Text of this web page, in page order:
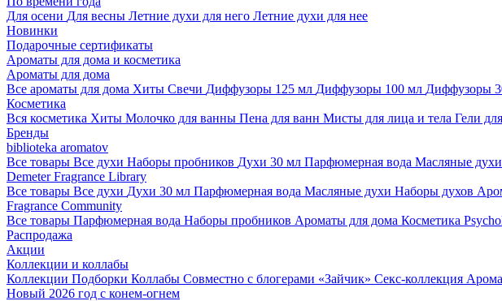
Для осени Для весны Летние духи для него Летние духи для нее
Новинки
Подарочные сертификаты
Ароматы для дома и косметика
Ароматы для дома
Все ароматы для дома Хиты Свечи Диффузоры 125 мл Диффузоры 100 мл Диффузоры
Косметика
Вся косметика Хиты Молочко для ванны Пена для ванн Мисты для лица и тела Гели
Бренды
biblioteka aromatov
Все товары Все духи Наборы пробников Духи 30 мл Парфюмерная вода Масляные духи
Demeter Fragrance Library
Все товары Все духи Духи 30 мл Парфюмерная вода Масляные духи Наборы духов
Fragrance Community
Все товары Парфюмерная вода Наборы пробников Ароматы для дома Косметика
Распродажа
Акции
Коллекции и коллабы
Коллекции Подборки Коллабы Совместно с блогерами «Зайчик» Секс-коллекция
Новый 2026 год с конем-огнем